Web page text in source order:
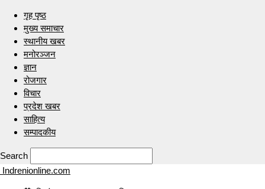
गृह पृष्ठ
मुख्य समाचार
स्थानीय खबर
मनोरञ्जन
ज्ञान
रोजगार
विचार
प्रदेश खबर
साहित्य
सम्पादकीय
Search
Indrenionline.com